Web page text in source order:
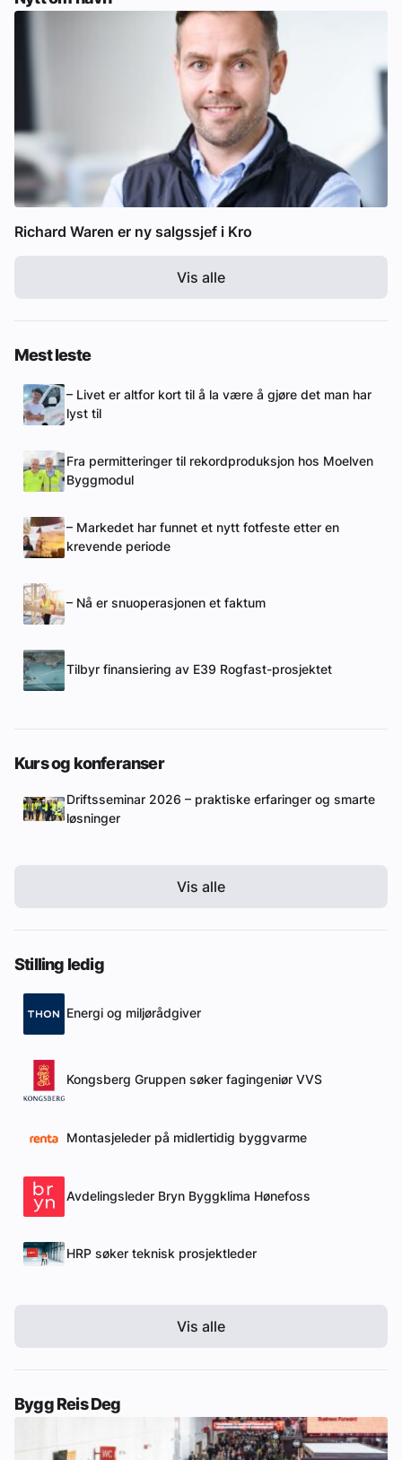
Richard Waren er ny salgssjef i Kro
Vis alle
Mest leste
– Livet er altfor kort til å la være å gjøre det man har
lyst til
Fra permitteringer til rekordproduksjon hos Moelven
Byggmodul
– Markedet har funnet et nytt fotfeste etter en
krevende periode
– Nå er snuoperasjonen et faktum
Tilbyr finansiering av E39 Rogfast-prosjektet
Kurs og konferanser
Driftsseminar 2026 – praktiske erfaringer og smarte
løsninger
Vis alle
Stilling ledig
Energi og miljørådgiver
Kongsberg Gruppen søker fagingeniør VVS
Montasjeleder på midlertidig byggvarme
Avdelingsleder Bryn Byggklima Hønefoss
HRP søker teknisk prosjektleder
Vis alle
Bygg Reis Deg